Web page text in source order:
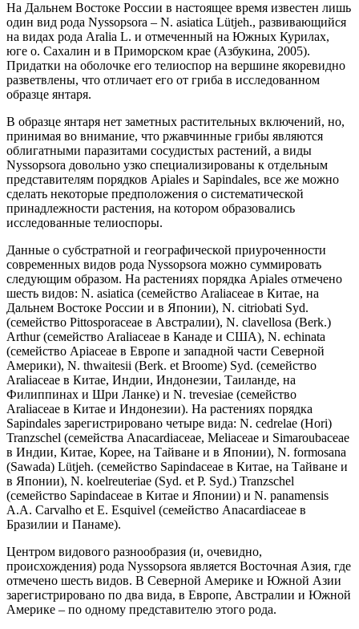
На Дальнем Востоке России в настоящее время известен лишь
один вид рода Nyssopsora – N. asiatica Lütjeh., развивающийся
на видах рода Aralia L. и отмеченный на Южных Курилах,
юге о. Сахалин и в Приморском крае (Азбукина, 2005).
Придатки на оболочке его телиоспор на вершине якоревидно
разветвлены, что отличает его от гриба в исследованном
образце янтаря.
В образце янтаря нет заметных растительных включений, но,
принимая во внимание, что ржавчинные грибы являются
облигатными паразитами сосудистых растений, а виды
Nyssopsora довольно узко специализированы к отдельным
представителям порядков Apiales и Sapindales, все же можно
сделать некоторые предположения о систематической
принадлежности растения, на котором образовались
исследованные телиоспоры.
Данные о субстратной и географической приуроченности
современных видов рода Nyssopsora можно суммировать
следующим образом. На растениях порядка Apiales отмечено
шесть видов: N. asiatica (семейство Araliaceae в Китае, на
Дальнем Востоке России и в Японии), N. citriobati Syd.
(семейство Pittosporaceae в Австралии), N. clavellosa (Berk.)
Arthur (семейство Araliaceae в Канаде и США), N. echinata
(семейство Apiaceae в Европе и западной части Северной
Америки), N. thwaitesii (Berk. et Broome) Syd. (семейство
Araliaceae в Китае, Индии, Индонезии, Таиланде, на
Филиппинах и Шри Ланке) и N. trevesiae (семейство
Araliaceae в Китае и Индонезии). На растениях порядка
Sapindales зарегистрировано четыре вида: N. cedrelae (Hori)
Tranzschel (семейства Anacardiaceae, Meliaceae и Simaroubaceae
в Индии, Китае, Корее, на Тайване и в Японии), N. formosana
(Sawada) Lütjeh. (семейство Sapindaceae в Китае, на Тайване и
в Японии), N. koelreuteriae (Syd. et P. Syd.) Tranzschel
(семейство Sapindaceae в Китае и Японии) и N. panamensis
A.A. Carvalho et E. Esquivel (семейство Anacardiaceae в
Бразилии и Панаме).
Центром видового разнообразия (и, очевидно,
происхождения) рода Nyssopsora является Восточная Азия, где
отмечено шесть видов. В Северной Америке и Южной Азии
зарегистрировано по два вида, в Европе, Австралии и Южной
Америке – по одному представителю этого рода.